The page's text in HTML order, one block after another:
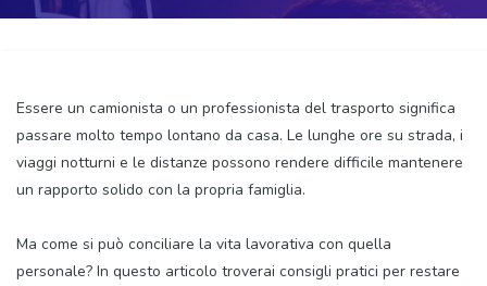
Essere un camionista o un professionista del trasporto significa
passare molto tempo lontano da casa. Le lunghe ore su strada, i
viaggi notturni e le distanze possono rendere difficile mantenere
un rapporto solido con la propria famiglia.
Ma come si può conciliare la vita lavorativa con quella
personale? In questo articolo troverai consigli pratici per restare